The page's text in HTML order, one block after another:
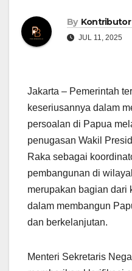
By Kontributor
JUL 11, 2025
Jakarta – Pemerintah
keseriusannya dalam
persoalan di Papua
penugasan Wakil
Raka sebagai
pembangunan di
merupakan bagian dari
dalam membangun
dan berkelanjutan.
Menteri Sekretaris